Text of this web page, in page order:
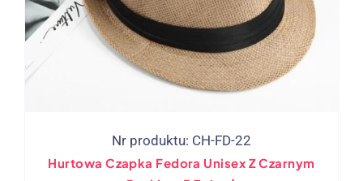
Nr produktu: CH-FD-22
Hurtowa Czapka Fedora Unisex Z Czarnym